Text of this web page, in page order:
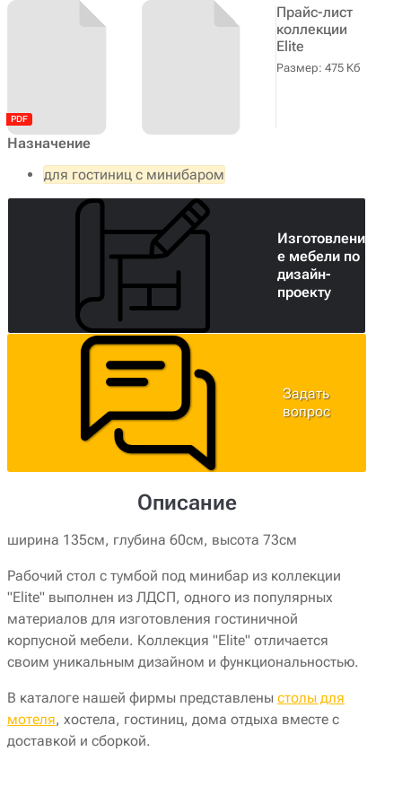
Прайс-лист
коллекции
Elite
Размер: 475 Кб
Назначение
для гостиниц с минибаром
Изготовлени
е мебели по
дизайн-
проекту
Задать
вопрос
Описание
ширина 135см, глубина 60см, высота 73см
Рабочий стол с тумбой под минибар из коллекции
"Elite" выполнен из ЛДСП, одного из популярных
материалов для изготовления гостиничной
корпусной мебели. Коллекция "Elite" отличается
своим уникальным дизайном и функциональностью.
В каталоге нашей фирмы представлены столы для
мотеля, хостела, гостиниц, дома отдыха вместе с
доставкой и сборкой.